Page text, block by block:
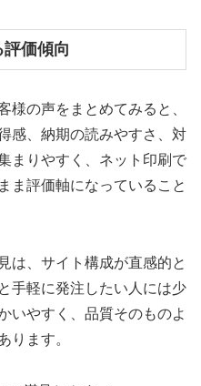
価傾向
様の声をまとめてみると、
感、納期の読みやすさ、対
まりやすく、ネット印刷で
ま評価軸になっていること
は、サイト構成が直感的と
手軽に発注したい人には少
いやすく、品質そのものよ
ります。